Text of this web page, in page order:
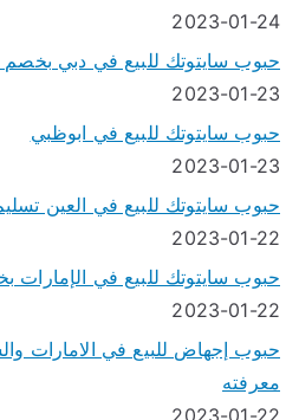
2023-01-24
حبوب سايتوتك للبيع في دبي بخصم 25%
2023-01-23
حبوب سايتوتك للبيع في ابوظبي
2023-01-23
حبوب سايتوتك للبيع في العين
2023-01-22
حبوب سايتوتك للبيع في الإمارات
2023-01-22
حبوب إجهاض للبيع في الامارات
معرفته
2023-01-22